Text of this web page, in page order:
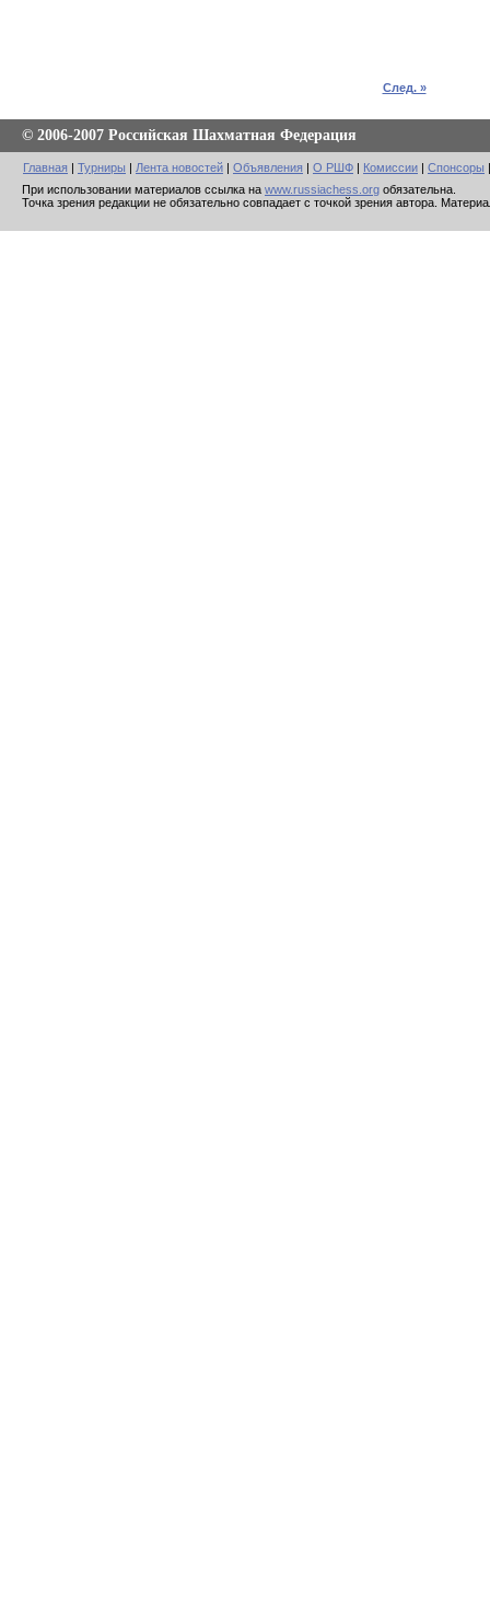
След. »
© 2006-2007 Российская Шахматная Федерация
Главная | Турниры | Лента новостей | Объявления | О РШФ | Комиссии | Спонсоры
При использовании материалов ссылка на www.russiachess.org обязательна.
Точка зрения редакции не обязательно совпадает с точкой зрения автора.